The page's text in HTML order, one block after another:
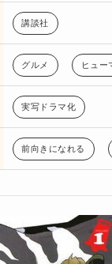
講談社
グルメ ヒュー
実写ドラマ化
前向きになれる